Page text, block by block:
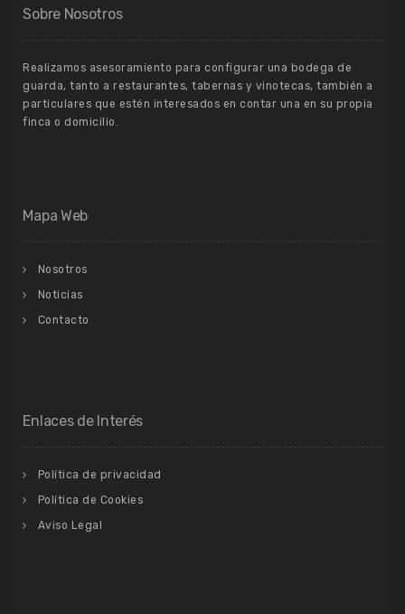
Sobre Nosotros
Realizamos asesoramiento para configurar una bodega de
guarda, tanto a restaurantes, tabernas y vinotecas, también a
particulares que estén interesados en contar una en su propia
finca o domicilio.
Mapa Web
Nosotros
Noticias
Contacto
Enlaces de Interés
Política de privacidad
Política de Cookies
Aviso Legal